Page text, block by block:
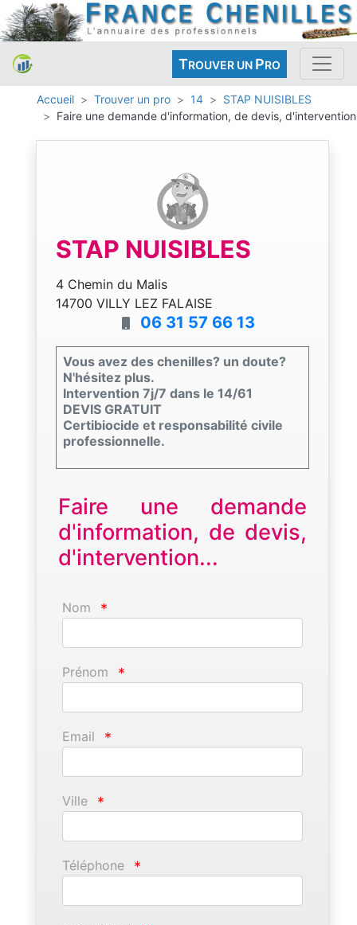
TROUVER UN PRO
Accueil Trouver un pro 14
STAP NUISIBLES
Faire une demande d'information, de devis, d'intervention
STAP NUISIBLES
4 Chemin du Malis
14700 VILLY LEZ FALAISE
06 31 57 66 13
Vous avez des chenilles? un doute?
N'hésitez plus.
Intervention 7j/7 dans le 14/61
DEVIS GRATUIT
Certibiocide et responsabilité civile
professionnelle.
Faire une demande
d'information, de devis,
d'intervention...
Nom *
Prénom *
Email *
Ville *
Téléphone *